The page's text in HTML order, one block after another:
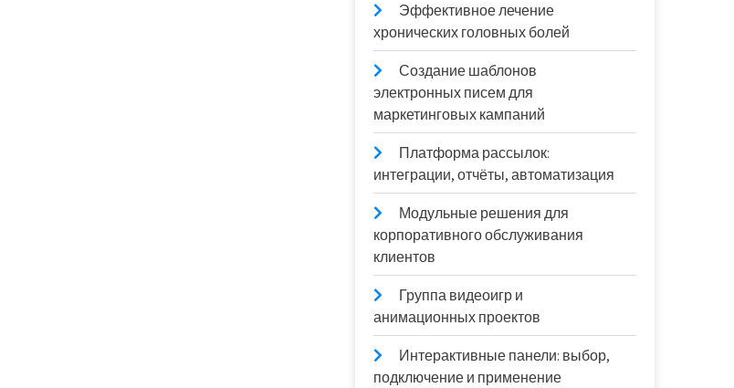
Эффективное лечение
хронических головных болей
Создание шаблонов
электронных писем для
маркетинговых кампаний
Платформа рассылок:
интеграции, отчёты, автоматизация
Модульные решения для
корпоративного обслуживания
клиентов
Группа видеоигр и
анимационных проектов
Интерактивные панели: выбор,
подключение и применение